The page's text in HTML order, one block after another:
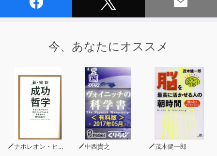
「不況時は節約すべし」「長期分散投資が確実」という話
それでは「お金をためる才能」とはどういうものか。
逆に、お金を悪循環させ才能を萎縮させる節約とは。
少子化に備えての運用とは。
サラリーマンだからこそできるリスク管理・資産運用と
今、あなたにオススメ
ナポレオン・ヒル（著） 中西貴之 茂木健一郎